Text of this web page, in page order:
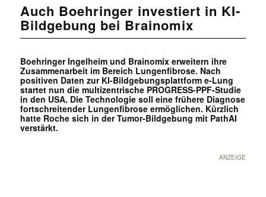
Auch Boehringer investiert in KI-
Bildgebung bei Brainomix
Boehringer Ingelheim und Brainomix erweitern ihre
Zusammenarbeit im Bereich Lungenfibrose. Nach
positiven Daten zur KI-Bildgebungsplattform e-Lung
startet nun die multizentrische PROGRESS-PPF-Studie
in den USA. Die Technologie soll eine frühere Diagnose
fortschreitender Lungenfibrose ermöglichen. Kürzlich
hatte Roche sich in der Tumor-Bildgebung mit PathAI
verstärkt.
ANZEIGE